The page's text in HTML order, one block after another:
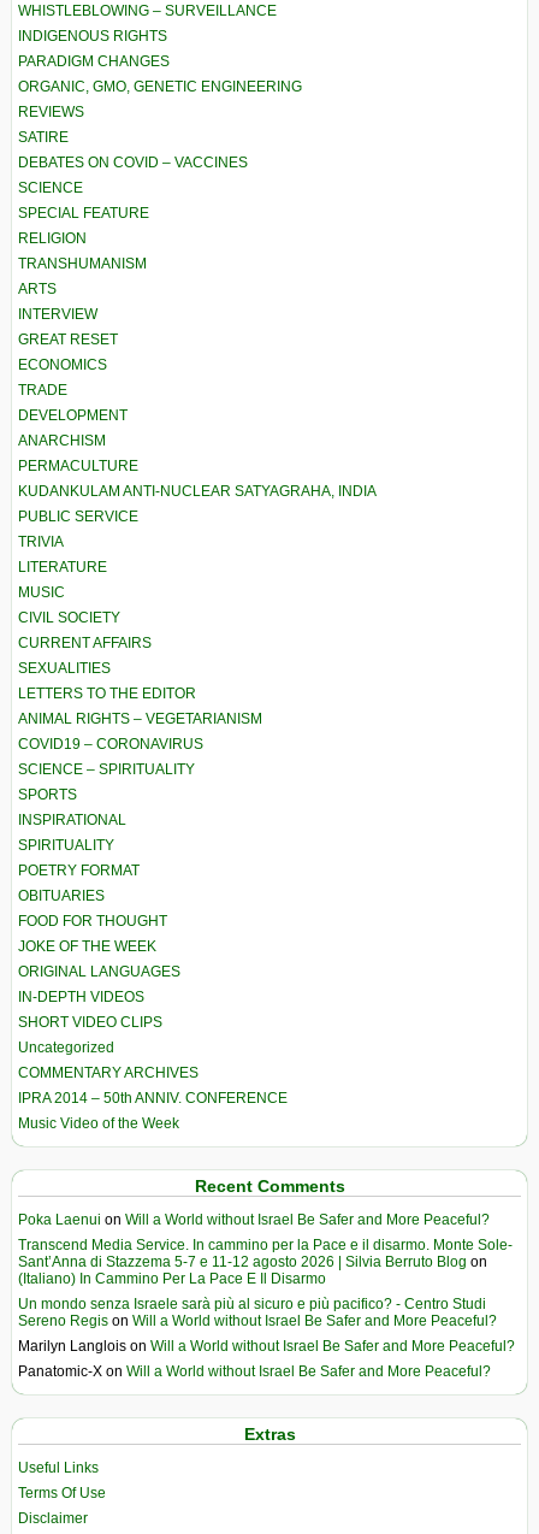
WHISTLEBLOWING – SURVEILLANCE
INDIGENOUS RIGHTS
PARADIGM CHANGES
ORGANIC, GMO, GENETIC ENGINEERING
REVIEWS
SATIRE
DEBATES ON COVID – VACCINES
SCIENCE
SPECIAL FEATURE
RELIGION
TRANSHUMANISM
ARTS
INTERVIEW
GREAT RESET
ECONOMICS
TRADE
DEVELOPMENT
ANARCHISM
PERMACULTURE
KUDANKULAM ANTI-NUCLEAR SATYAGRAHA, INDIA
PUBLIC SERVICE
TRIVIA
LITERATURE
MUSIC
CIVIL SOCIETY
CURRENT AFFAIRS
SEXUALITIES
LETTERS TO THE EDITOR
ANIMAL RIGHTS – VEGETARIANISM
COVID19 – CORONAVIRUS
SCIENCE – SPIRITUALITY
SPORTS
INSPIRATIONAL
SPIRITUALITY
POETRY FORMAT
OBITUARIES
FOOD FOR THOUGHT
JOKE OF THE WEEK
ORIGINAL LANGUAGES
IN-DEPTH VIDEOS
SHORT VIDEO CLIPS
Uncategorized
COMMENTARY ARCHIVES
IPRA 2014 – 50th ANNIV. CONFERENCE
Music Video of the Week
Recent Comments
Poka Laenui on Will a World without Israel Be Safer and More Peaceful?
Transcend Media Service. In cammino per la Pace e il disarmo. Monte Sole-
Sant’Anna di Stazzema 5-7 e 11-12 agosto 2026 | Silvia Berruto Blog on
(Italiano) In Cammino Per La Pace E Il Disarmo
Un mondo senza Israele sarà più al sicuro e più pacifico? - Centro Studi
Sereno Regis on Will a World without Israel Be Safer and More Peaceful?
Marilyn Langlois on Will a World without Israel Be Safer and More Peaceful?
Panatomic-X on Will a World without Israel Be Safer and More Peaceful?
Extras
Useful Links
Terms Of Use
Disclaimer